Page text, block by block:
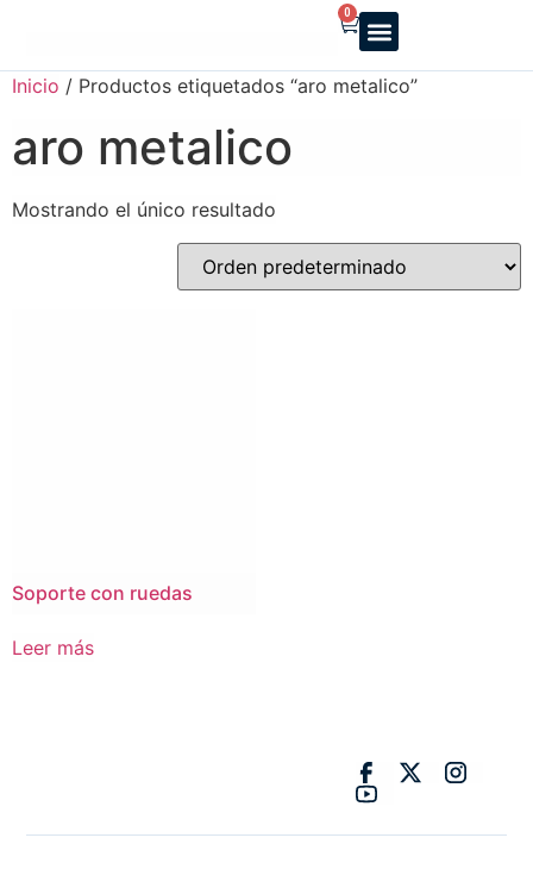
0
Inicio / Productos etiquetados “aro metalico”
aro metalico
Mostrando el único resultado
Soporte con ruedas
Leer más